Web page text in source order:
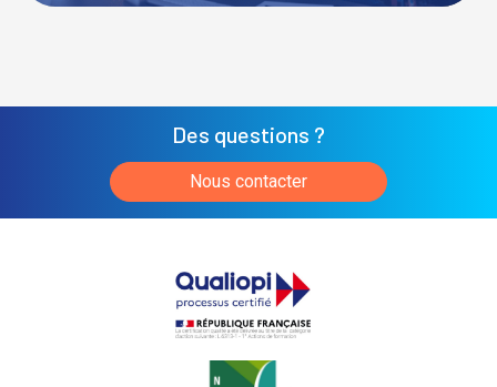
Des questions ?
Nous contacter